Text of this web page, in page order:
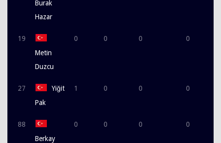
Burak
Hazar
19
Metin
Duzcu
0 0 0 0
27
Yiğit
Pak
1 0 0 0
88
Berkay
0 0 0 0